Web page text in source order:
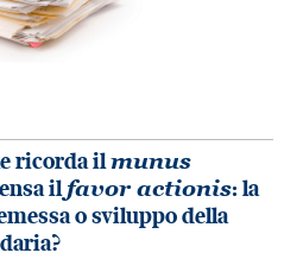
ricorda ilmunus
ilfavor actionis: la
o sviluppo della